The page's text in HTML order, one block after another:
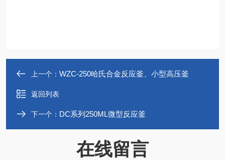
上一个： WZC-250哈氏合金反应釜、小型高压釜
返回列表
下一个： DC系列250ML微型反应釜
在线留言